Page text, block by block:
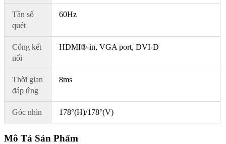
Tần số
quét
60Hz
Cổng kết
nối
HDMI®-in, VGA port, DVI-D
Thời gian
đáp ứng
8ms
Góc nhìn 178°(H)/178°(V)
Mô Tả Sản Phẩm